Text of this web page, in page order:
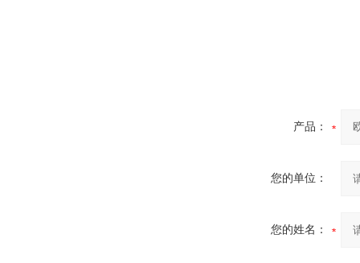
产品：
您的单位：
您的姓名：